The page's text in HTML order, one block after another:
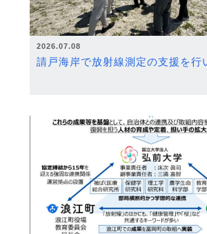
2026.07.08
請戸海岸で放射線測定の支援を行